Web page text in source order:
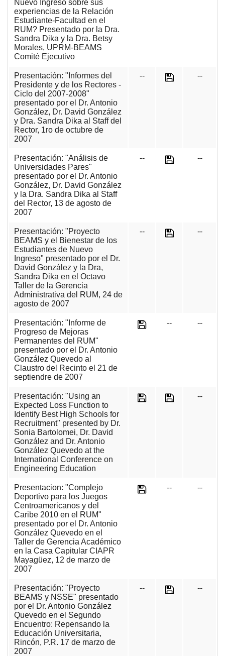
Nuevo Ingreso sobre sus
experiencias de la Relación
Estudiante-Facultad en el
RUM? Presentado por la Dra.
Sandra Dika y la Dra. Betsy
Morales, UPRM-BEAMS
Comité Ejecutivo
Presentación: "Informes del
Presidente y de los Rectores -
Ciclo del 2007-2008"
presentado por el Dr. Antonio
González, Dr. David González
y Dra. Sandra Dika al Staff del
Rector, 1ro de octubre de
2007
-- --
Presentación: "Análisis de
Universidades Pares"
presentado por el Dr. Antonio
González, Dr. David González
y la Dra. Sandra Dika al Staff
del Rector, 13 de agosto de
2007
-- --
Presentación: "Proyecto
BEAMS y el Bienestar de los
Estudiantes de Nuevo
Ingreso" presentado por el Dr.
David González y la Dra,
Sandra Dika en el Octavo
Taller de la Gerencia
Administrativa del RUM, 24 de
agosto de 2007
-- --
Presentación: "Informe de
Progreso de Mejoras
Permanentes del RUM"
presentado por el Dr. Antonio
González Quevedo al
Claustro del Recinto el 21 de
septiendre de 2007
-- --
Presentación: "Using an
Expected Loss Function to
Identify Best High Schools for
Recruitment" presented by Dr.
Sonia Bartolomei, Dr. David
González and Dr. Antonio
González Quevedo at the
International Conference on
Engineering Education
--
Presentacion: "Complejo
Deportivo para los Juegos
Centroamericanos y del
Caribe 2010 en el RUM"
presentado por el Dr. Antonio
González Quevedo en el
Taller de Gerencia Académico
en la Casa Capitular CIAPR
Mayagüez, 12 de marzo de
2007
-- --
Presentación: "Proyecto
BEAMS y NSSE" presentado
por el Dr. Antonio González
Quevedo en el Segundo
Encuentro: Repensando la
Educación Universitaria,
Rincón, P.R. 17 de marzo de
2007
-- --